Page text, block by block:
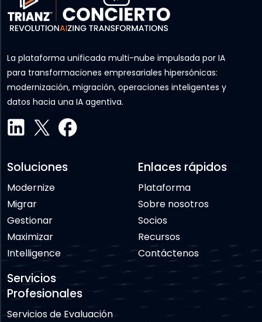
La plataforma unificada multi-nube impulsada por IA
para transformaciones empresariales hipersónicas:
modernización, migración, operaciones inteligentes y
datos hacia una IA agentiva.
Soluciones
Modernize
Migrar
Gestionar
Maximizar
Intelligence
Servicios
Profesionales
Servicios de Evaluación
Enlaces rápidos
Plataforma
Sobre nosotros
Socios
Recursos
Contáctenos